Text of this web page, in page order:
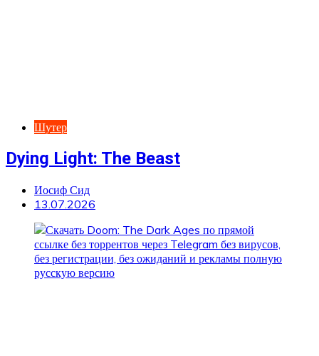
Шутер
Dying Light: The Beast
Иосиф Сид
13.07.2026